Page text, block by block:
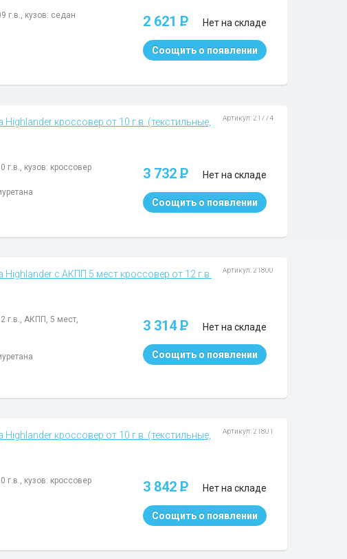
2 621 P Нет на складе
Соощить о появлении
г.в., кузов: седан
Артикул: 21774
кроссовер от 10 г.в. (текстильные,
3 732 P Нет на складе
Соощить о появлении
г.в., кузов: кроссовер
Артикул: 21800
с АКПП 5 мест кроссовер от 12 г.в.
3 314P Нет на складе
Соощить о появлении
г.в., АКПП, 5 мест,
Артикул: 21801
кроссовер от 10 г.в. (текстильные,
3 842 P Нет на складе
Соощить о появлении
г.в., кузов: кроссовер